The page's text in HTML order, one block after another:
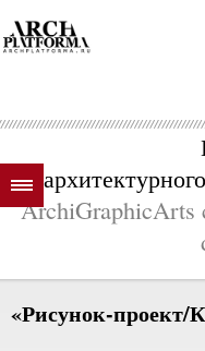
ArchiGraphicArts
«Рисунок-проект/